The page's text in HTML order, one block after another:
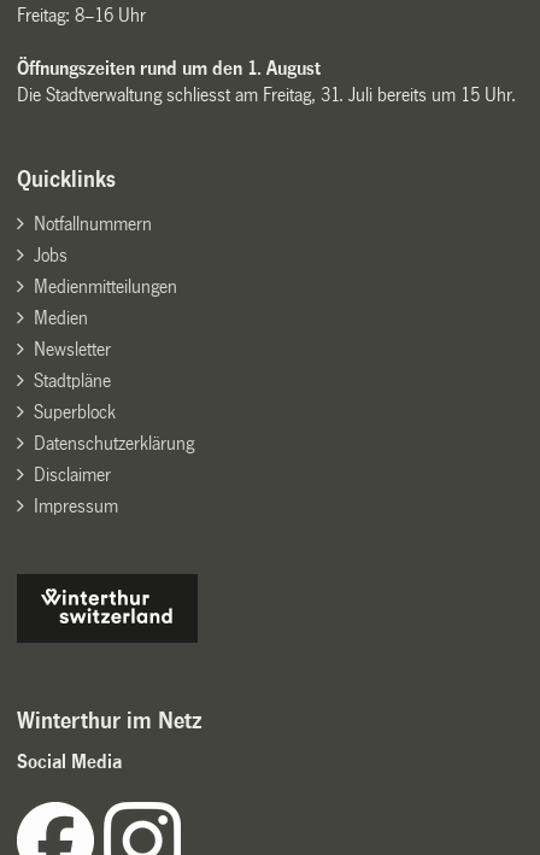
Freitag: 8–16 Uhr
Öffnungszeiten rund um den 1. August
Die Stadtverwaltung schliesst am Freitag, 31. Juli bereits um 15 Uhr.
Quicklinks
Notfallnummern
Jobs
Medienmitteilungen
Medien
Newsletter
Stadtpläne
Superblock
Datenschutzerklärung
Disclaimer
Impressum
Winterthur im Netz
Social Media